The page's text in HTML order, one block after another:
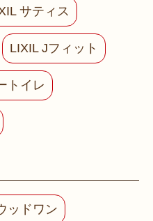
サティス
LIXIL Jフィット
トイレ
ッドワン